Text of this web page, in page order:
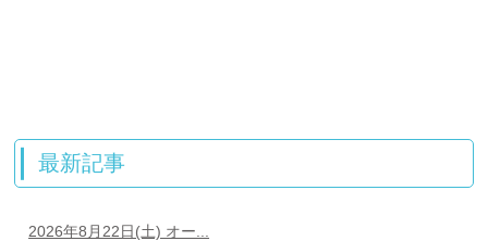
最新記事
2026年8月22日(土) オー...